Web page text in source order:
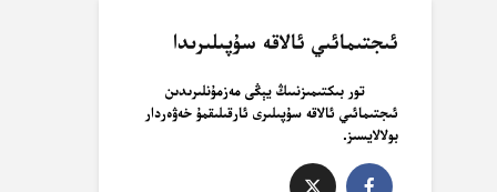
ئىجتىمائىي ئالاقە سۇپىلىرىدا
تور بىكتىمىزنىىڭ يېڭى مەزمۇنلىرىدىن
ئىجتىمائىي ئالاقە سۇپىلىرى ئارقىلىقمۇ خەۋەردار
بولالايسىز.